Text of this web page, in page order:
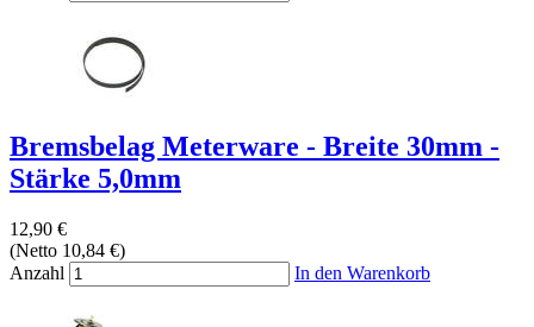
Bremsbelag Meterware - Breite 30mm -
Stärke 5,0mm
12,90 €
(Netto 10,84 €)
Anzahl
In den Warenkorb